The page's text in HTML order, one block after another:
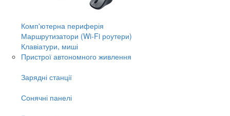
Комп'ютерна периферія
Маршрутизатори (Wi-Fi роутери)
Клавіатури, миші
Пристрої автономного живлення
Зарядні станції
Сонячні панелі